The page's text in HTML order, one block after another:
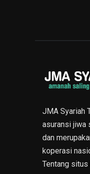
JMA Syariah
asuransi jiwa
dan
koperasi
Tentang situs